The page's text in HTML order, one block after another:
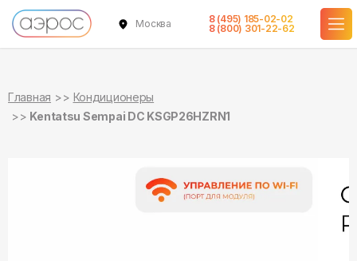
Москва
8 (495) 185-02-02
8 (800) 301-22-62
Главная
Кондиционеры
Kentatsu Sempai DC KSGP26HZRN1
в наличии
в наличии